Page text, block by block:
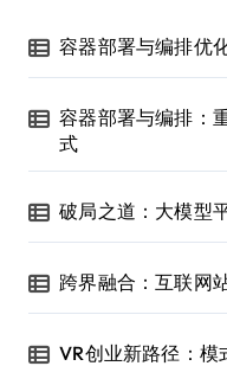
容器部署与编排优
容器部署与编排：
式
破局之道：大模型
跨界融合：互联网
VR创业新路径：模